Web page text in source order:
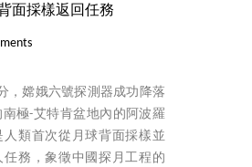
面採樣返回任務
，嫦娥六號探測器成功降落
極-艾特肯盆地內的阿波羅
人類首次從月球背面採樣並
任務，象徵中國探月工程的